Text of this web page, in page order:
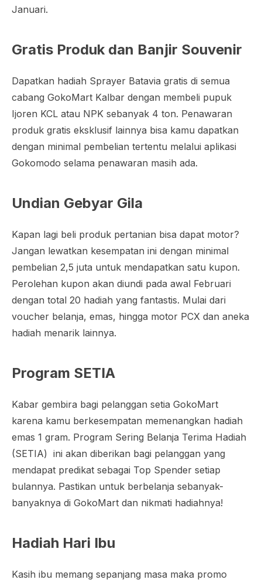
Januari.
Gratis Produk dan Banjir Souvenir
Dapatkan hadiah Sprayer Batavia gratis di semua
cabang GokoMart Kalbar dengan membeli pupuk
Ijoren KCL atau NPK sebanyak 4 ton. Penawaran
produk gratis eksklusif lainnya bisa kamu dapatkan
dengan minimal pembelian tertentu melalui aplikasi
Gokomodo selama penawaran masih ada.
Undian Gebyar Gila
Kapan lagi beli produk pertanian bisa dapat motor?
Jangan lewatkan kesempatan ini dengan minimal
pembelian 2,5 juta untuk mendapatkan satu kupon.
Perolehan kupon akan diundi pada awal Februari
dengan total 20 hadiah yang fantastis. Mulai dari
voucher belanja, emas, hingga motor PCX dan aneka
hadiah menarik lainnya.
Program SETIA
Kabar gembira bagi pelanggan setia GokoMart
karena kamu berkesempatan memenangkan hadiah
emas 1 gram. Program Sering Belanja Terima Hadiah
(SETIA) ini akan diberikan bagi pelanggan yang
mendapat predikat sebagai Top Spender setiap
bulannya. Pastikan untuk berbelanja sebanyak-
banyaknya di GokoMart dan nikmati hadiahnya!
Hadiah Hari Ibu
Kasih ibu memang sepanjang masa maka promo